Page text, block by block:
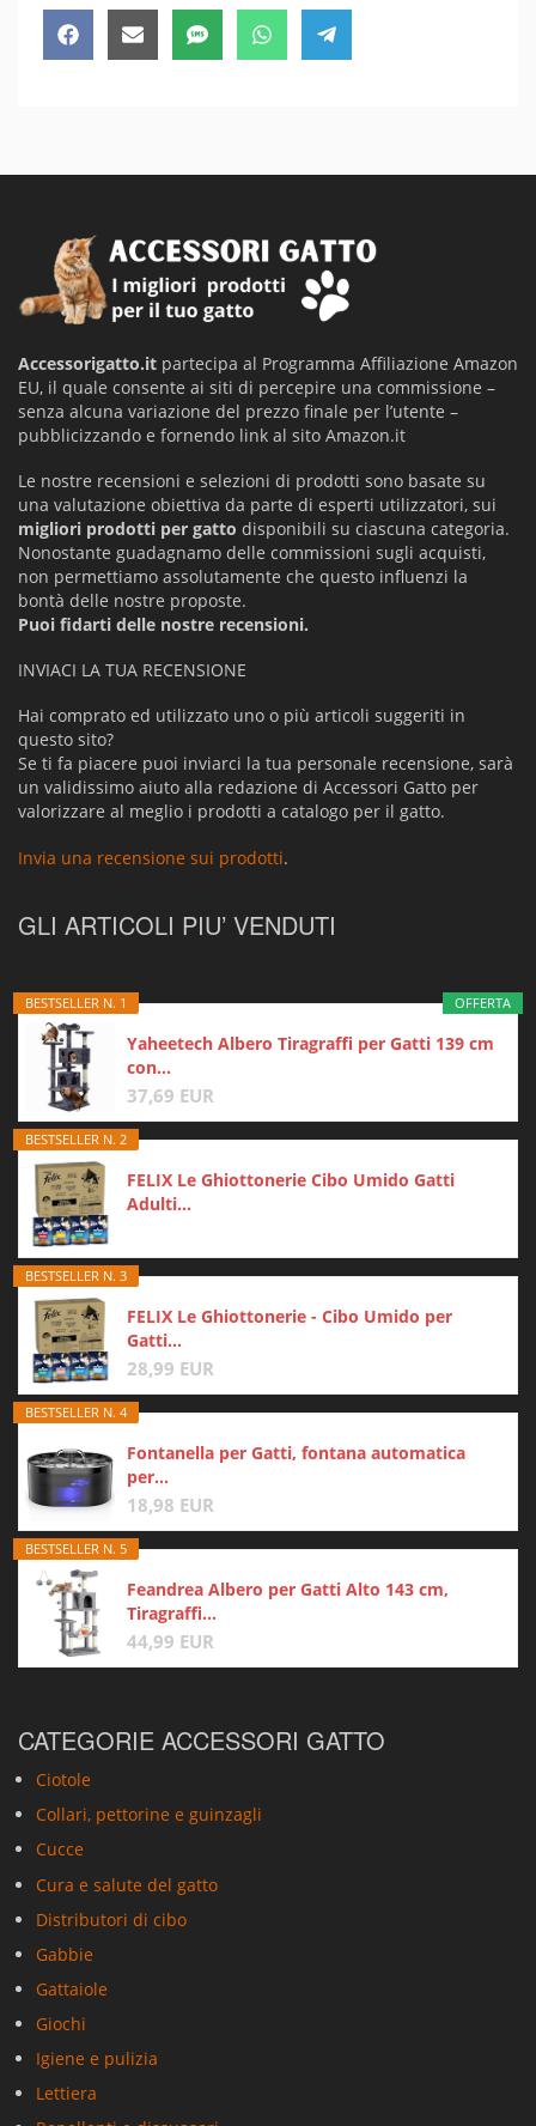
Share
on
FacebookShare
on
Email Share
on
SMS Share
on
WhatsAppShare
on
Accessorigatto.it partecipa al Programma Affiliazione Amazon
EU, il quale consente ai siti di percepire una commissione –
senza alcuna variazione del prezzo finale per l’utente –
pubblicizzando e fornendo link al sito Amazon.it
Le nostre recensioni e selezioni di prodotti sono basate su
una valutazione obiettiva da parte di esperti utilizzatori, sui
migliori prodotti per gatto disponibili su ciascuna categoria.
Nonostante guadagnamo delle commissioni sugli acquisti,
non permettiamo assolutamente che questo influenzi la
bontà delle nostre proposte.
Puoi fidarti delle nostre recensioni.
INVIACI LA TUA RECENSIONE
Hai comprato ed utilizzato uno o più articoli suggeriti in
questo sito?
Se ti fa piacere puoi inviarci la tua personale recensione, sarà
un validissimo aiuto alla redazione di Accessori Gatto per
valorizzare al meglio i prodotti a catalogo per il gatto.
Invia una recensione sui prodotti.
GLI ARTICOLI PIU’ VENDUTI
OFFERTA
BESTSELLER N. 1
Yaheetech Albero Tiragraffi per Gatti 139 cm
con...
37,69 EUR
BESTSELLER N. 2
FELIX Le Ghiottonerie Cibo Umido Gatti
Adulti...
BESTSELLER N. 3
FELIX Le Ghiottonerie - Cibo Umido per
Gatti...
28,99 EUR
BESTSELLER N. 4
Fontanella per Gatti, fontana automatica
per...
18,98 EUR
BESTSELLER N. 5
Feandrea Albero per Gatti Alto 143 cm,
Tiragraffi...
44,99 EUR
CATEGORIE ACCESSORI GATTO
Ciotole
Collari, pettorine e guinzagli
Cucce
Cura e salute del gatto
Distributori di cibo
Gabbie
Gattaiole
Giochi
Igiene e pulizia
Lettiera